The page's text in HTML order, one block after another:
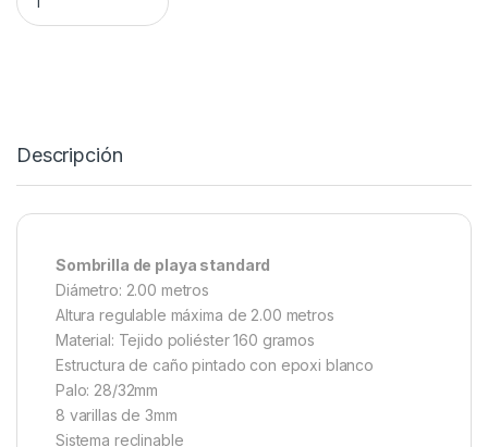
Descripción
Sombrilla de playa standard
Diámetro: 2.00 metros
Altura regulable máxima de 2.00 metros
Material: Tejido poliéster 160 gramos
Estructura de caño pintado con epoxi blanco
Palo: 28/32mm
8 varillas de 3mm
Sistema reclinable